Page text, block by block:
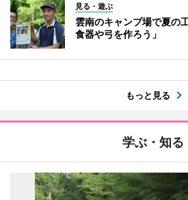
見る・遊ぶ
雲南のキャンプ場で夏の
食器や弓を作ろう」
もっと見る
学ぶ・知る